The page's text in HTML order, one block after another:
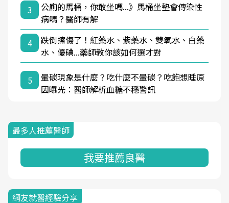
3
公廁的馬桶，你敢坐嗎...》馬桶坐墊會傳染性
病嗎？醫師有解
4
跌倒擦傷了！紅藥水、紫藥水、雙氧水、白藥
水、優碘...藥師教你該如何選才對
5
暈碳現象是什麼？吃什麼不暈碳？吃飽想睡原
因曝光：醫師解析血糖不穩警訊
最多人推薦醫師
我要推薦良醫
網友就醫經驗分享